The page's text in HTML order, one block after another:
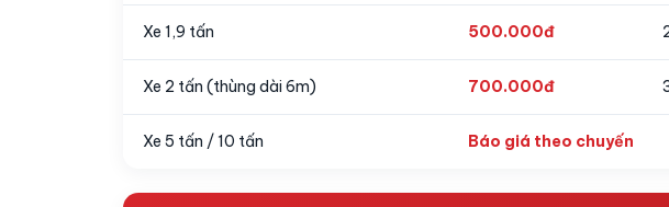
Xe 1,9 tấn 500.000đ
Xe 2 tấn (thùng dài 6m) 700.000đ
Xe 5 tấn / 10 tấn Báo giá theo chuyến